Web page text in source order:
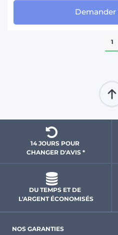
Demander
1
14 JOURS POUR
CHANGER D'AVIS *
DU TEMPS ET DE
L'ARGENT ÉCONOMISÉS
NOS GARANTIES